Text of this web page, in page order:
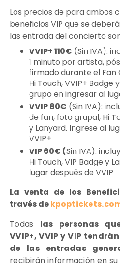
Los precios de para ambos
beneficios VIP que se
las entrada del concierto
VVIP+ 110€ (Sin IVA):
1 minuto por artista,
firmado durante el Fan
Hi Touch, VVIP+ Badge
grupo en ingresar al
VVIP 80€ (Sin IVA):
de fan, foto grupal, Hi
y Lanyard. Ingrese al
VVIP+
VIP 60€ (Sin IVA):
Hi Touch, VIP Badge y
lugar después de VVIP
La venta de los
través de
Todas las personas
VVIP+, VVIP y VIP
de las entradas
recibirán información en